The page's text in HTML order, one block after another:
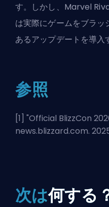
す。しかし、Marvel
は実際にゲームをブラ
あるアップデートを導入
参照
[1] "Official BlizzCon
news.blizzard.com.
次は何する